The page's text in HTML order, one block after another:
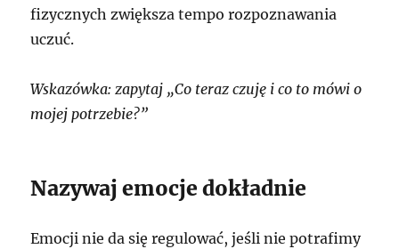
fizycznych zwiększa tempo rozpoznawania
uczuć.
Wskazówka: zapytaj „Co teraz czuję i co to mówi o
mojej potrzebie?”
Nazywaj emocje dokładnie
Emocji nie da się regulować, jeśli nie potrafimy